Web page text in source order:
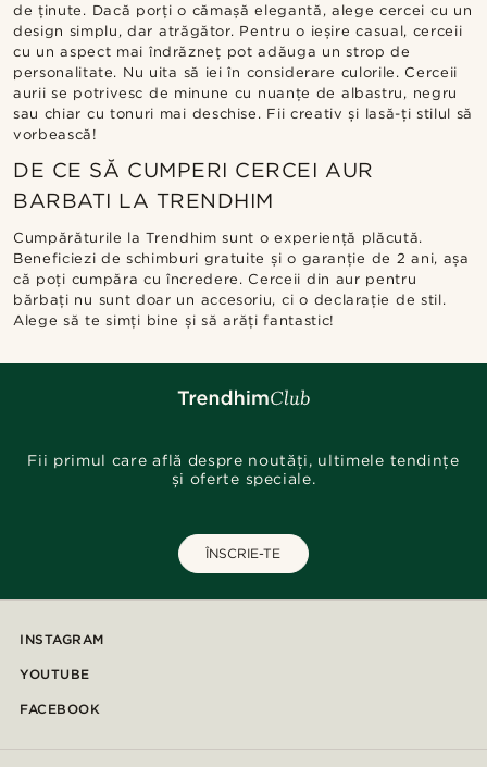
de ținute. Dacă porți o cămașă elegantă, alege cercei cu un
design simplu, dar atrăgător. Pentru o ieșire casual, cerceii
cu un aspect mai îndrăzneț pot adăuga un strop de
personalitate. Nu uita să iei în considerare culorile. Cerceii
aurii se potrivesc de minune cu nuanțe de albastru, negru
sau chiar cu tonuri mai deschise. Fii creativ și lasă-ți stilul să
vorbească!
DE CE SĂ CUMPERI CERCEI AUR
BARBATI LA TRENDHIM
Cumpărăturile la Trendhim sunt o experiență plăcută.
Beneficiezi de schimburi gratuite și o garanție de 2 ani, așa
că poți cumpăra cu încredere. Cerceii din aur pentru
bărbați nu sunt doar un accesoriu, ci o declarație de stil.
Alege să te simți bine și să arăți fantastic!
Fii primul care află despre noutăți, ultimele tendințe
și oferte speciale.
ÎNSCRIE-TE
INSTAGRAM
YOUTUBE
FACEBOOK